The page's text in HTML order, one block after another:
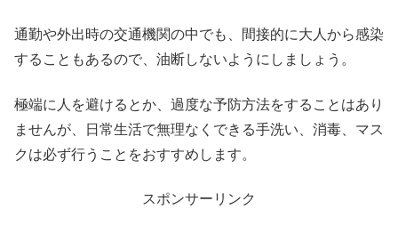
通勤や外出時の交通機関の中でも、間接的に大人から感染
することもあるので、油断しないようにしましょう。
極端に人を避けるとか、過度な予防方法をすることはあり
ませんが、日常生活で無理なくできる手洗い、消毒、マス
クは必ず行うことをおすすめします。
スポンサーリンク